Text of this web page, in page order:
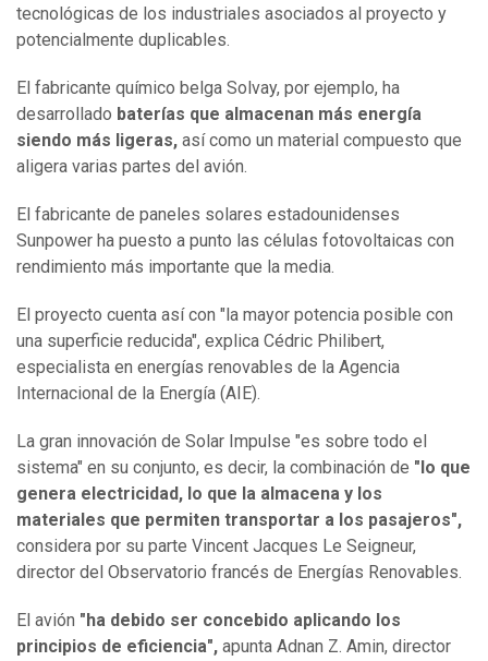
tecnológicas de los industriales asociados al proyecto y
potencialmente duplicables.
El fabricante químico belga Solvay, por ejemplo, ha
desarrollado baterías que almacenan más energía
siendo más ligeras, así como un material compuesto que
aligera varias partes del avión.
El fabricante de paneles solares estadounidenses
Sunpower ha puesto a punto las células fotovoltaicas con
rendimiento más importante que la media.
El proyecto cuenta así con "la mayor potencia posible con
una superficie reducida", explica Cédric Philibert,
especialista en energías renovables de la Agencia
Internacional de la Energía (AIE).
La gran innovación de Solar Impulse "es sobre todo el
sistema" en su conjunto, es decir, la combinación de "lo que
genera electricidad, lo que la almacena y los
materiales que permiten transportar a los pasajeros",
considera por su parte Vincent Jacques Le Seigneur,
director del Observatorio francés de Energías Renovables.
El avión "ha debido ser concebido aplicando los
principios de eficiencia", apunta Adnan Z. Amin, director